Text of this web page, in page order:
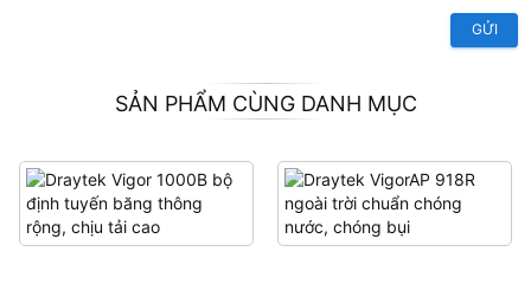
GỬI
SẢN PHẨM CÙNG DANH MỤC